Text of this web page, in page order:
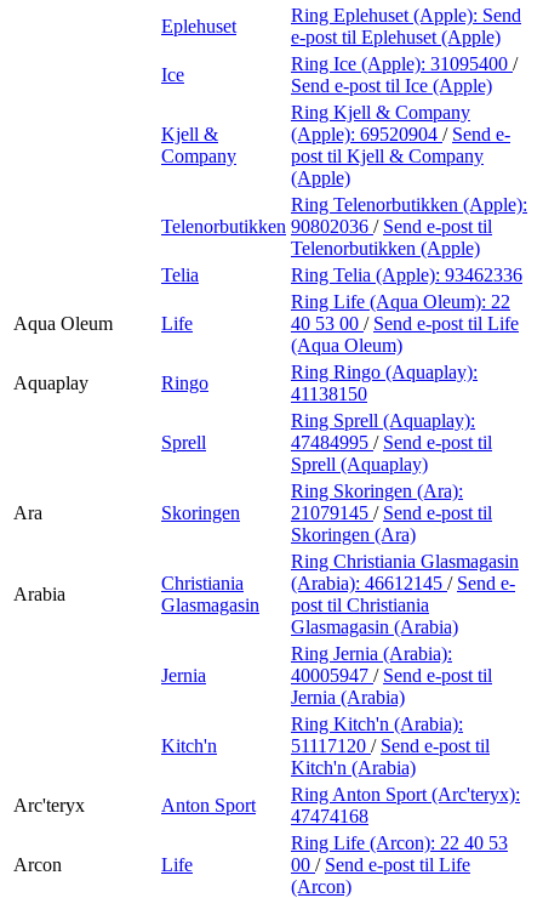
Eplehuset
Ring Eplehuset (Apple): Send
e-post til Eplehuset (Apple)
Ice
Ring Ice (Apple): 31095400 /
Send e-post til Ice (Apple)
Kjell &
Company
Ring Kjell & Company
(Apple): 69520904 / Send e-
post til Kjell & Company
(Apple)
Telenorbutikken
Ring Telenorbutikken (Apple):
90802036 / Send e-post til
Telenorbutikken (Apple)
Telia
Ring Telia (Apple): 93462336
Aqua Oleum Life
Ring Life (Aqua Oleum): 22
40 53 00 / Send e-post til Life
(Aqua Oleum)
Aquaplay
Ringo
Ring Ringo (Aquaplay):
41138150
Sprell
Ring Sprell (Aquaplay):
47484995 / Send e-post til
Sprell (Aquaplay)
Ara Skoringen
Ring Skoringen (Ara):
21079145 / Send e-post til
Skoringen (Ara)
Arabia
Christiania
Glasmagasin
Ring Christiania Glasmagasin
(Arabia): 46612145 / Send e-
post til Christiania
Glasmagasin (Arabia)
Jernia
Ring Jernia (Arabia):
40005947 / Send e-post til
Jernia (Arabia)
Kitch'n
Ring Kitch'n (Arabia):
51117120 / Send e-post til
Kitch'n (Arabia)
Arc'teryx
Anton Sport
Ring Anton Sport (Arc'teryx):
47474168
Arcon Life
Ring Life (Arcon): 22 40 53
00 / Send e-post til Life
(Arcon)